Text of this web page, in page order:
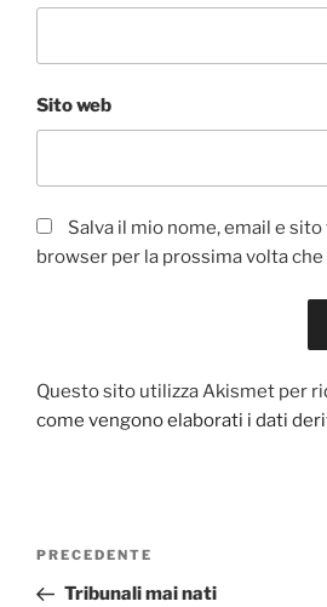
Sito web
Salva il mio nome, email e
browser per la prossima volta
Questo sito utilizza Akismet per
come vengono elaborati i dati
Navigazione
Articolo
precedente:
PRECEDENTE
Tribunali mai nati